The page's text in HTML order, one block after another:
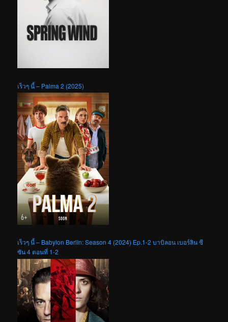
เร็วๆ นี้ – Palma 2 (2025)
เร็วๆ นี้ – Babylon Berlin: Season 4 (2024) Ep.1-2 บาบิลอน เบอร์ลิน ซี
ซัน 4 ตอนที่ 1-2